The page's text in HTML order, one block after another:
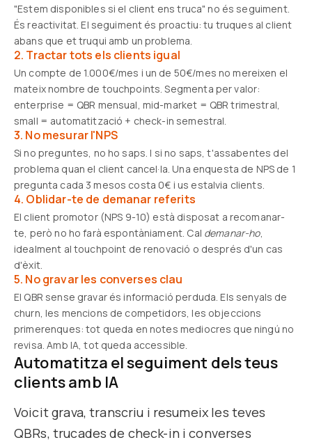
"Estem disponibles si el client ens truca" no és seguiment.
És reactivitat. El seguiment és proactiu: tu truques al client
abans que et truqui amb un problema.
2. Tractar tots els clients igual
Un compte de 1.000€/mes i un de 50€/mes no mereixen el
mateix nombre de touchpoints. Segmenta per valor:
enterprise = QBR mensual, mid-market = QBR trimestral,
small = automatització + check-in semestral.
3. No mesurar l'NPS
Si no preguntes, no ho saps. I si no saps, t'assabentes del
problema quan el client cancel·la. Una enquesta de NPS de 1
pregunta cada 3 mesos costa 0€ i us estalvia clients.
4. Oblidar-te de demanar referits
El client promotor (NPS 9-10) està disposat a recomanar-
te, però no ho farà espontàniament. Cal demanar-ho,
idealment al touchpoint de renovació o després d'un cas
d'èxit.
5. No gravar les converses clau
El QBR sense gravar és informació perduda. Els senyals de
churn, les mencions de competidors, les objeccions
primerenques: tot queda en notes mediocres que ningú no
revisa. Amb IA, tot queda accessible.
Automatitza el seguiment dels teus
clients amb IA
Voicit grava, transcriu i resumeix les teves
QBRs, trucades de check-in i converses